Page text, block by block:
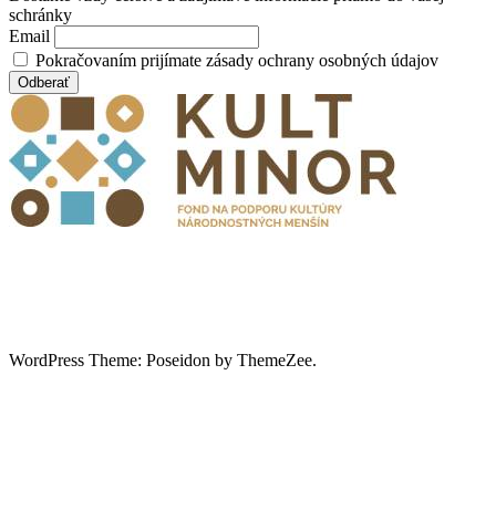
schránky
Email
Pokračovaním prijímate zásady ochrany osobných údajov
WordPress Theme: Poseidon by ThemeZee.